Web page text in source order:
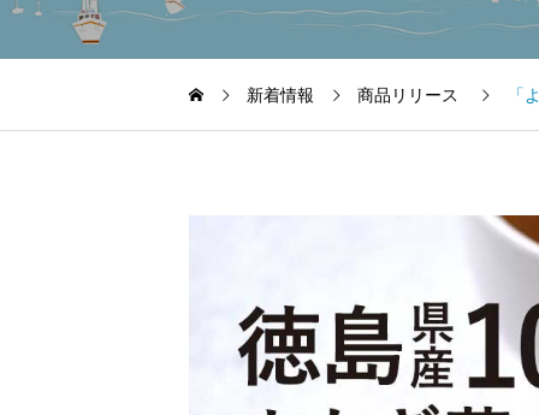
新着情報 商品リリース 「